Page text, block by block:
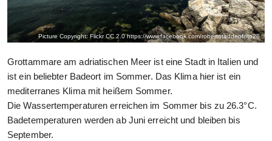
Picture Copyright: Flickr CC 2.0https://www.facebook.com/robertotaddeofoto28
Grottammare am adriatischen Meer ist eine Stadt in Italien und
ist ein beliebter Badeort im Sommer. Das Klima hier ist ein
mediterranes Klima mit heißem Sommer.
Die Wassertemperaturen erreichen im Sommer bis zu 26.3°C.
Badetemperaturen werden ab Juni erreicht und bleiben bis
September.